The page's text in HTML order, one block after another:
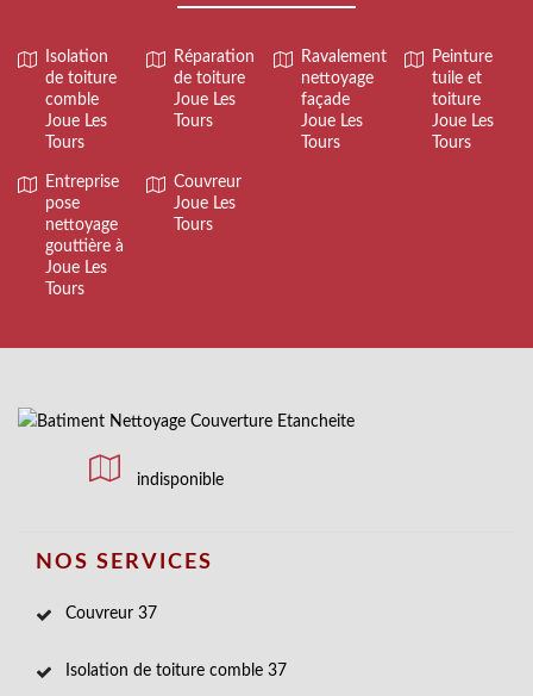
Isolation
de toiture
comble
Joue Les
Tours
Réparation
de toiture
Joue Les
Tours
Ravalement
nettoyage
façade
Joue Les
Tours
Peinture
tuile et
toiture
Joue Les
Tours
Entreprise
pose
nettoyage
gouttière à
Joue Les
Tours
Couvreur
Joue Les
Tours
indisponible
NOS SERVICES
Couvreur 37
Isolation de toiture comble 37